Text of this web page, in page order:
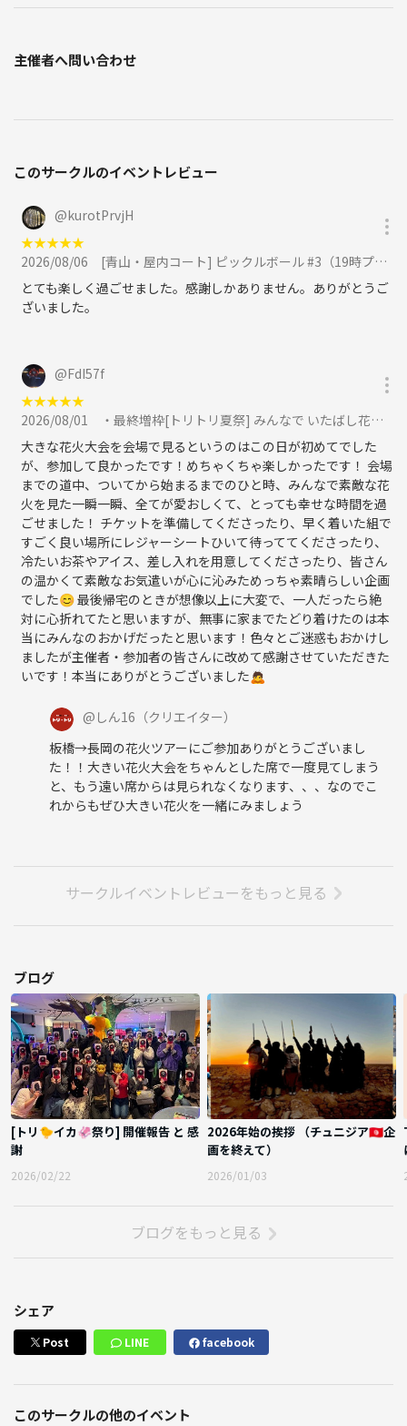
・2026年4月：神保町書店／DreamPark／赤坂ラリー
・2026年6月：新宿御苑
・といっても、たくさん旅をしている人限定ではありません。
す。
・これまでしてきた過去の旅、これからしてみたい未来の旅、そんな話
をしながら企画を楽しみませんか？
＜全企画共通のお願い事項＞
・前日・当日など直前のキャンセルは、店舗に支払う実費分の負担をPa
yPay等にてお願いする場合があります。
・ネットワークビジネス・宗教等の勧誘、異性・同性関わらず相手が不
快を感じるアプローチ等の迷惑行為はお控えください。
と、書いても時に上記は発生しますので、迷惑を受けたという方は主
催者までご連絡ください。
内容を判断した上で、加害側の意識の有無に関わらず、運営・企画者
仲間にも共有します。
主催者へ問い合わせ
このサークルのイベントレビュー
@kurotPrvjH
★★★★★
2026/08/06
[青山・屋内コート] ピックルボール #3（19時プラン・20時プランから選択してください）に参加
とても楽しく過ごせました。感謝しかありません。ありがとうご
ざいました。
@FdI57f
★★★★★
2026/08/01
・最終増枠[トリトリ夏祭] みんなで いたばし花火大会 ＜有料自由席確保済＞ に参加
大きな花火大会を会場で見るというのはこの日が初めてでした
が、参加して良かったです！めちゃくちゃ楽しかったです！ 会場
までの道中、ついてから始まるまでのひと時、みんなで素敵な花
火を見た一瞬一瞬、全てが愛おしくて、とっても幸せな時間を過
ごせました！ チケットを準備してくださったり、早く着いた組で
すごく良い場所にレジャーシートひいて待っててくださったり、
冷たいお茶やアイス、差し入れを用意してくださったり、皆さん
の温かくて素敵なお気遣いが心に沁みためっちゃ素晴らしい企画
でした😊 最後帰宅のときが想像以上に大変で、一人だったら絶
対に心折れてたと思いますが、無事に家までたどり着けたのは本
当にみんなのおかげだったと思います！色々とご迷惑もおかけし
ましたが主催者・参加者の皆さんに改めて感謝させていただきた
いです！本当にありがとうございました🙇
@ しん16 （クリエイター）
板橋→長岡の花火ツアーにご参加ありがとうございまし
た！！大きい花火大会をちゃんとした席で一度見てしまう
と、もう遠い席からは見られなくなります、、、なのでこ
れからもぜひ大きい花火を一緒にみましょう
サークルイベントレビューをもっと見る
ブログ
[トリ🐤イカ🦑祭り] 開催報告 と 感
謝
2026/02/22
2026年始の挨拶 （チュニジア🇹🇳企
画を終えて）
2026/01/03
ブログをもっと見る
シェア
Post LINE facebook
このサークルの他のイベント